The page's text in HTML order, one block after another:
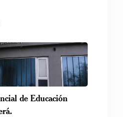
de Educación